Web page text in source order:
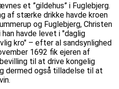
et ”gildehus” i Fuglebjerg.
af stærke drikke havde kroen
og Fuglebjerg, Christen
havde levet i "daglig
kro" – efter al sandsynlighed
1692 fik ejeren af
til at drive kongelig
dermed også tilladelse til at